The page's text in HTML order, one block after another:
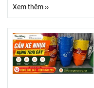
Xem thêm ››